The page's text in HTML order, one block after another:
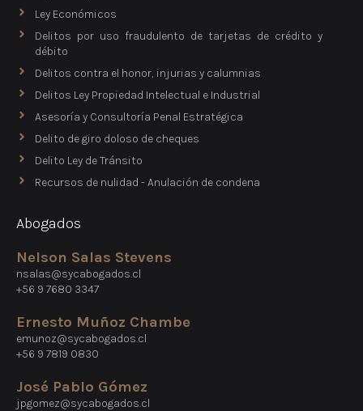
Ley Económicos
Delitos por uso fraudulento de tarjetas de crédito y
débito
Delitos contra el honor, injurias y calumnias
Delitos Ley Propiedad Intelectual e Industrial
Asesoría y Consultoría Penal Estratégica
Delito de giro doloso de cheques
Delito Ley de Tránsito
Recursos de nulidad - Anulación de condena
Abogados
Nelson Salas Stevens
nsalas@sycabogados.cl
+56 9 7680 3347
Ernesto Muñoz Chambe
emunoz@sycabogados.cl
+56 9 7819 0830
José Pablo Gómez
jpgomez@sycabogados.cl